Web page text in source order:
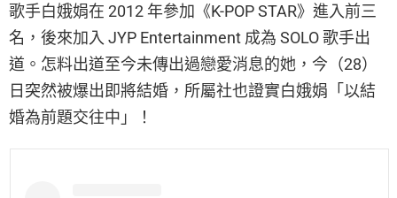
歌手白娥娟在 2012 年參加《K-POP STAR》進入前三
名，後來加入 JYP Entertainment 成為 SOLO 歌手出
道。怎料出道至今未傳出過戀愛消息的她，今（28）
日突然被爆出即將結婚，所屬社也證實白娥娟「以結
婚為前題交往中」！